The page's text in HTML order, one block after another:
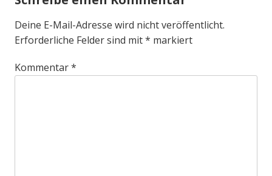
Deine E-Mail-Adresse wird nicht veröffentlicht.
Erforderliche Felder sind mit* markiert
Kommentar*